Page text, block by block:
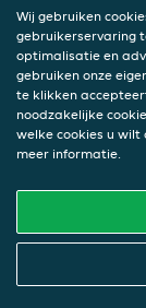
Wij gebruiken
gebruikerservaring
optimalisatie en
gebruiken onze
te klikken
noodzakelijke
welke cookies u wilt
meer informatie.